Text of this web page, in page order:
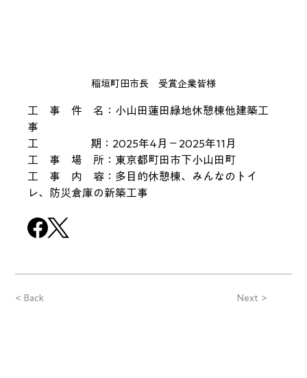
稲垣町田市長　受賞企業皆様
工　事　件　名：小山田蓮田緑地休憩棟他建築工
事
工　　　 　   期：2025年4月－2025年11月
工　事　場　所：東京都町田市下小山田町
工　事　内　容：多目的休憩棟、みんなのトイ
レ、防災倉庫の新築工事
< Back Next >